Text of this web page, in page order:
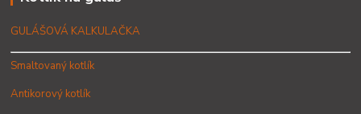
GULÁŠOVÁ KALKULAČKA
Smaltovaný kotlík
Antikorový kotlík